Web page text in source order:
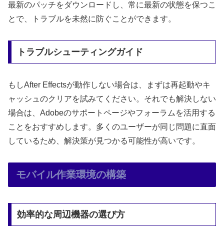
最新のパッチをダウンロードし、常に最新の状態を保つこ
とで、トラブルを未然に防ぐことができます。
トラブルシューティングガイド
もしAfter Effectsが動作しない場合は、まずは再起動やキ
ャッシュのクリアを試みてください。それでも解決しない
場合は、Adobeのサポートページやフォーラムを活用する
ことをおすすめします。多くのユーザーが同じ問題に直面
しているため、解決策が見つかる可能性が高いです。
モバイル作業環境の構築
効率的な周辺機器の選び方